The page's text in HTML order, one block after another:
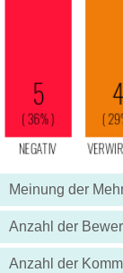
Meinung der
Anzahl der
Anzahl der